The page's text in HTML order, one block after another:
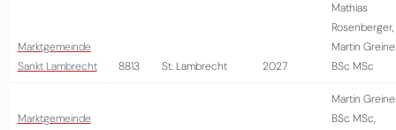
Marktgemeinde
Sankt Lambrecht
8813 St. Lambrecht 2027
Mathias
Rosenberger,
Martin
BSc MSc
Marktgemeinde
Martin
BSc MSc,